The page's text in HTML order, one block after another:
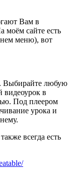
Вам в
моём сайте есть
меню), вот
Выбирайте любую
видеоурок в
Под плеером
урока и
всегда есть